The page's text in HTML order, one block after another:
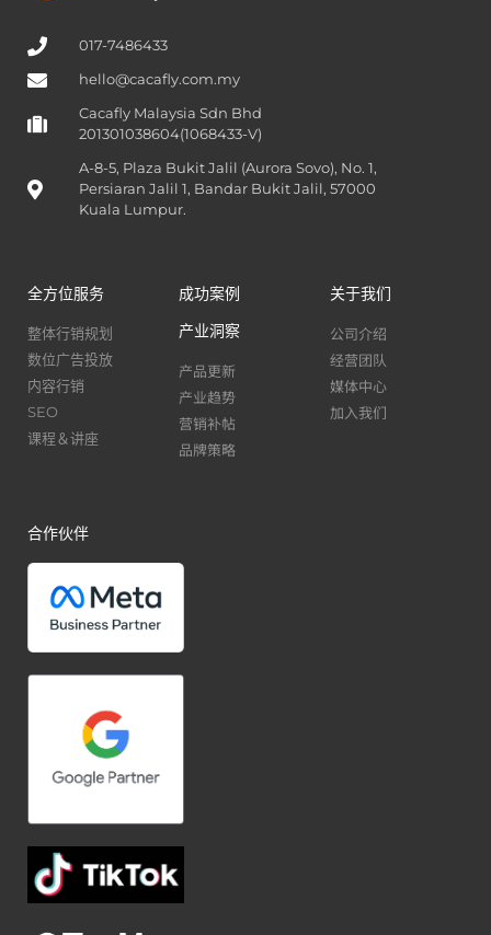
017-7486433
hello@cacafly.com.my
Cacafly Malaysia Sdn Bhd
201301038604(1068433-V)
A-8-5, Plaza Bukit Jalil (Aurora Sovo), No. 1,
Persiaran Jalil 1, Bandar Bukit Jalil, 57000
Kuala Lumpur.
全方位服务
整体行销规划
数位广告投放
内容行销
SEO
课程＆讲座
成功案例
产业洞察
产品更新
产业趋势
营销补帖
品牌策略
关于我们
公司介绍
经营团队
媒体中心
加入我们
合作伙伴